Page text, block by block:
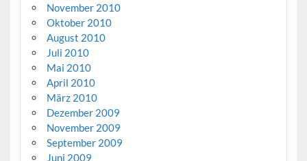
November 2010
Oktober 2010
August 2010
Juli 2010
Mai 2010
April 2010
März 2010
Dezember 2009
November 2009
September 2009
Juni 2009